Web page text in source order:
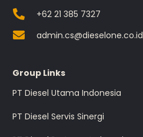
+62 21 385 7327
admin.cs@dieselone.co.id
Group Links
PT Diesel Utama Indonesia
PT Diesel Servis Sinergi